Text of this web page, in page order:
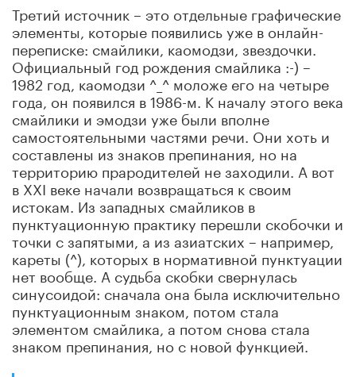
Третий источник – это отдельные графические
элементы, которые появились уже в онлайн-
переписке: смайлики, каомодзи, звездочки.
Официальный год рождения смайлика :-) –
1982 год, каомодзи ^_^ моложе его на четыре
года, он появился в 1986-м. К началу этого века
смайлики и эмодзи уже были вполне
самостоятельными частями речи. Они хоть и
составлены из знаков препинания, но на
территорию прародителей не заходили. А вот
в XXI веке начали возвращаться к своим
истокам. Из западных смайликов в
пунктуационную практику перешли скобочки и
точки с запятыми, а из азиатских – например,
кареты (^), которых в нормативной пунктуации
нет вообще. А судьба скобки свернулась
синусоидой: сначала она была исключительно
пунктуационным знаком, потом стала
элементом смайлика, а потом снова стала
знаком препинания, но с новой функцией.